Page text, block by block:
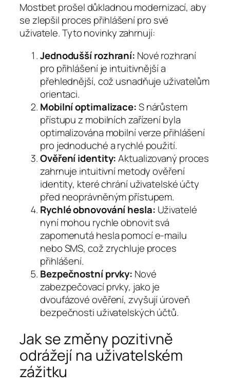
Mostbet prošel důkladnou modernizací, aby
se zlepšil proces přihlášení pro své
uživatele. Tyto novinky zahrnují:
Jednodušší rozhraní: Nové rozhraní
pro přihlášení je intuitivnější a
přehlednější, což usnadňuje uživatelům
orientaci.
Mobilní optimalizace:S nárůstem
přístupu z mobilních zařízení byla
optimalizována mobilní verze přihlášení
pro jednoduché a rychlé použití.
Ověření identity:Aktualizovaný proces
zahrnuje intuitivní metody ověření
identity, které chrání uživatelské účty
před neoprávněným přístupem.
Rychlé obnovování hesla: Uživatelé
nyní mohou rychle obnovit svá
zapomenutá hesla pomocí e-mailu
nebo SMS, což zrychluje proces
přihlášení.
Bezpečnostní prvky: Nové
zabezpečovací prvky, jako je
dvoufázové ověření, zvyšují úroveň
bezpečnosti uživatelských účtů.
Jak se změny pozitivně
odrážejí na uživatelském
zážitku